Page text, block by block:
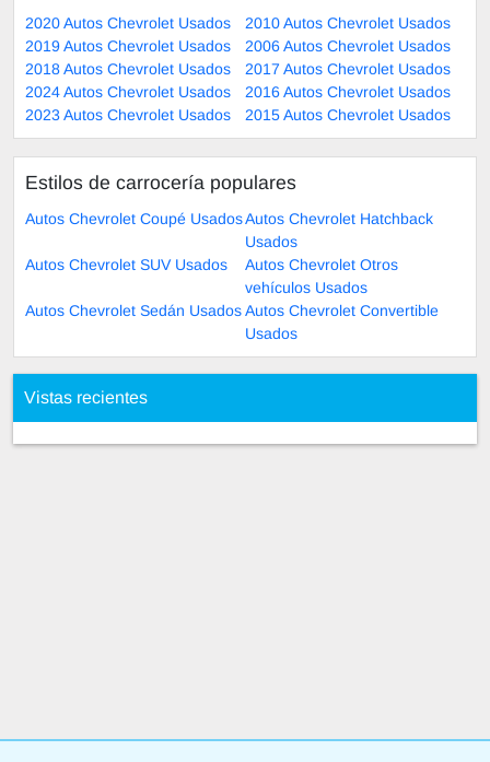
2020 Autos Chevrolet Usados
2010 Autos Chevrolet Usados
2019 Autos Chevrolet Usados
2006 Autos Chevrolet Usados
2018 Autos Chevrolet Usados
2017 Autos Chevrolet Usados
2024 Autos Chevrolet Usados
2016 Autos Chevrolet Usados
2023 Autos Chevrolet Usados
2015 Autos Chevrolet Usados
Estilos de carrocería populares
Autos Chevrolet Coupé UsadosAutos Chevrolet Hatchback
Usados
Autos Chevrolet SUV Usados
Autos Chevrolet Otros
vehículos Usados
Autos Chevrolet Sedán UsadosAutos Chevrolet Convertible
Usados
Vistas recientes